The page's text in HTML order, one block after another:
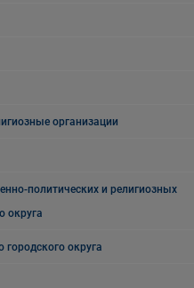
организации
политических и религиозных
округа
округа